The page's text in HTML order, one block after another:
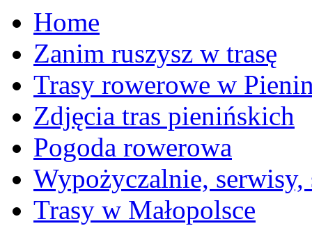
Home
Zanim ruszysz w trasę
Trasy rowerowe w
Zdjęcia tras pienińskich
Pogoda rowerowa
Wypożyczalnie, serwisy,
Trasy w Małopolsce